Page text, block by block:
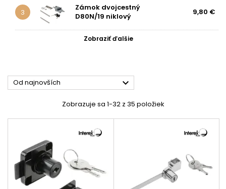
3
Zámok dvojcestný
D80N/19 niklový
9,80 €
Zobraziť ďalšie
Od najnovších 
Zobrazuje sa 1-32 z 35 položiek